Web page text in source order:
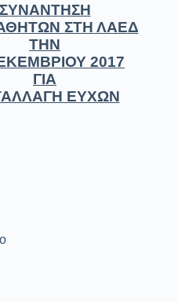
ΣΥΝΑΝΤΗΣΗ
ΣΤΗ ΛΑΕΔ
ΤΗΝ
2017
ΓΙΑ
ΕΥΧΩΝ